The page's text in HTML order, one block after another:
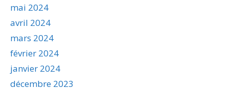
mai 2024
avril 2024
mars 2024
février 2024
janvier 2024
décembre 2023